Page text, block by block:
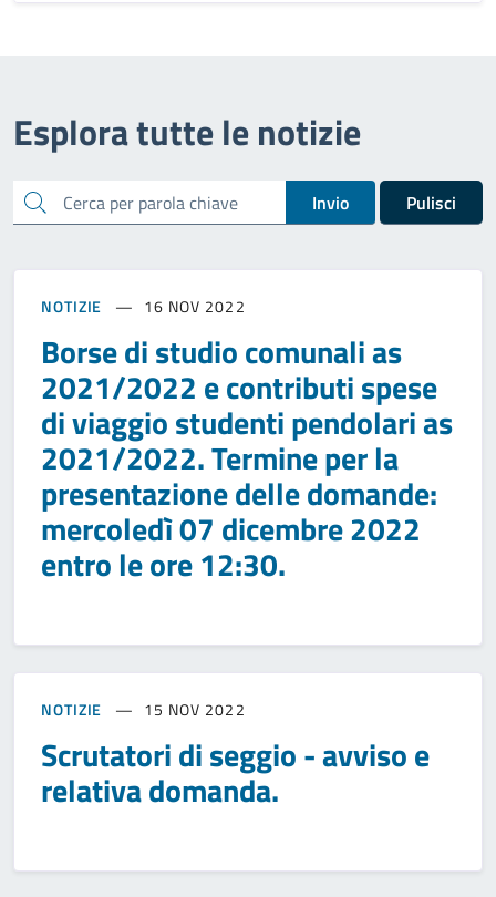
Esplora tutte le notizie
cerca Invio Pulisci
NOTIZIE 16 NOV 2022
Borse di studio comunali as
2021/2022 e contributi spese
di viaggio studenti pendolari as
2021/2022. Termine per la
presentazione delle domande:
mercoledì 07 dicembre 2022
entro le ore 12:30.
NOTIZIE 15 NOV 2022
Scrutatori di seggio - avviso e
relativa domanda.